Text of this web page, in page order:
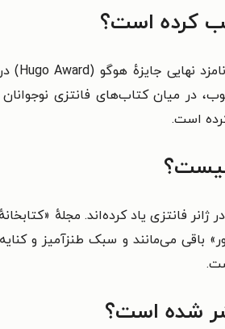
کرده است؟
در میان کتاب‌های فانتزی
است.
فانتزی یاد کرده‌اند. مجلهٔ
باقی می‌مانند و سبک طنزآمیز و
شده است؟